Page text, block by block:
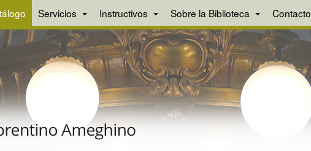
Servicios Instructivos Sobre la Biblioteca Contacto